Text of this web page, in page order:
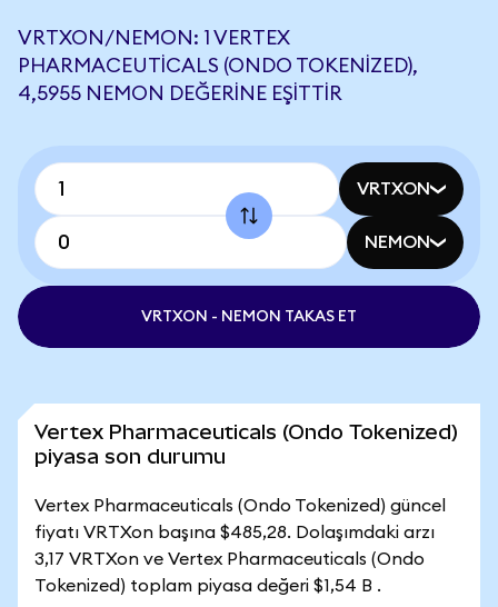
VRTXON/NEMON: 1 VERTEX
PHARMACEUTICALS (ONDO TOKENIZED),
4,5955 NEMON DEĞERINE EŞITTIR
VRTXON
NEMON
VRTXON - NEMON TAKAS ET
Vertex Pharmaceuticals (Ondo Tokenized)
piyasa son durumu
Vertex Pharmaceuticals (Ondo Tokenized) güncel
fiyatı VRTXon başına $485,28. Dolaşımdaki arzı
3,17 VRTXon ve Vertex Pharmaceuticals (Ondo
Tokenized) toplam piyasa değeri $1,54 B .